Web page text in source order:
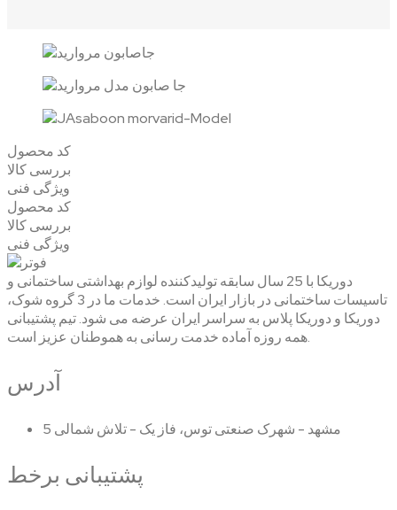
کد محصول
بررسی کالا
ویژگی فنی
کد محصول
بررسی کالا
ویژگی فنی
دوریکا با 25 سال سابقه تولیدکننده لوازم بهداشتی ساختمانی و
تاسیسات ساختمانی در بازار ایران است. خدمات ما در 3 گروه شوک،
دوریکا و دوریکا پلاس به سراسر ایران عرضه می شود. تیم پشتیبانی
همه روزه آماده خدمت رسانی به هموطنان عزیز است.
آدرس
مشهد - شهرک صنعتی توس، فاز یک - تلاش شمالی 5
پشتیبانی برخط